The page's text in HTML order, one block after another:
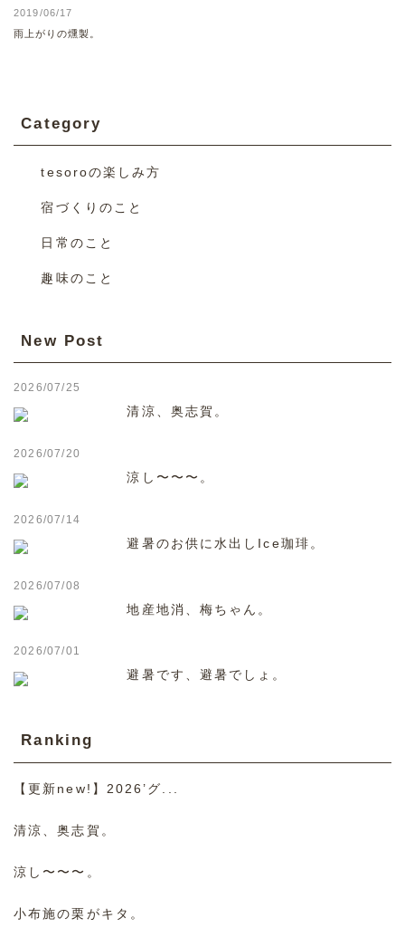
2019/06/17
雨上がりの燻製。
Category
tesoroの楽しみ方
宿づくりのこと
日常のこと
趣味のこと
New Post
2026/07/25
清涼、奥志賀。
2026/07/20
涼し〜〜〜。
2026/07/14
避暑のお供に水出しIce珈琲。
2026/07/08
地産地消、梅ちゃん。
2026/07/01
避暑です、避暑でしょ。
Ranking
【更新new!】2026’グ...
清涼、奥志賀。
涼し〜〜〜。
小布施の栗がキタ。